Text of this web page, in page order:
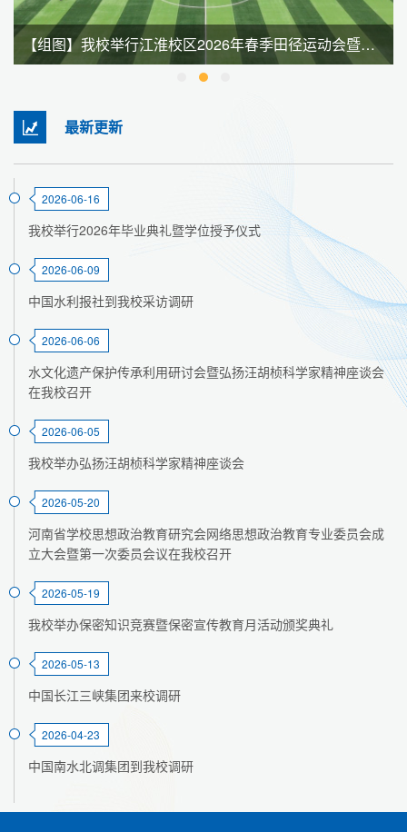
【组图】我校举行江淮校区2026年春季田径运动会暨全民健身大会
最新更新
2026-06-16
我校举行2026年毕业典礼暨学位授予仪式
2026-06-09
中国水利报社到我校采访调研
2026-06-06
水文化遗产保护传承利用研讨会暨弘扬汪胡桢科学家精神座谈会
在我校召开
2026-06-05
我校举办弘扬汪胡桢科学家精神座谈会
2026-05-20
河南省学校思想政治教育研究会网络思想政治教育专业委员会成
立大会暨第一次委员会议在我校召开
2026-05-19
我校举办保密知识竞赛暨保密宣传教育月活动颁奖典礼
2026-05-13
中国长江三峡集团来校调研
2026-04-23
中国南水北调集团到我校调研